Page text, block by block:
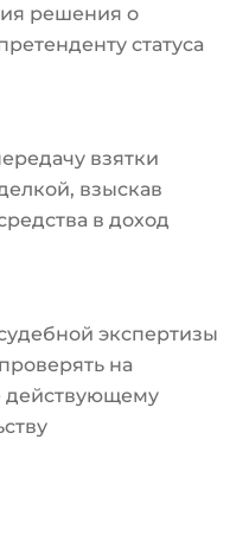
решения о
статуса
взятки
взыскав
в доход
экспертизы
на
действующему